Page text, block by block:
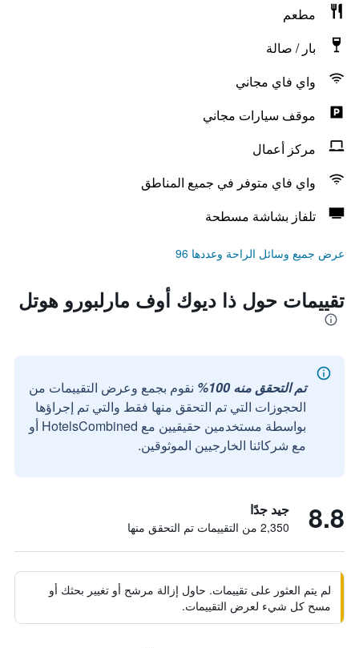
مطعم
بار / صالة
واي فاي مجاني
موقف سيارات مجاني
مركز أعمال
واي فاي متوفر في جميع المناطق
تلفاز بشاشة مسطحة
عرض جميع وسائل الراحة وعددها 96
تقييمات حول ذا ديوك أوف مارلبورو هوتل
تم التحقق منه 100%
نقوم بجمع وعرض التقييمات من
الحجوزات التي تم التحقق منها فقط والتي تم إجراؤها
بواسطة مستخدمين حقيقيين مع HotelsCombined أو
مع شركائنا الخارجيين الموثوقين.
8.8 جيد جدًا
2,350 من التقييمات تم التحقق منها
لم يتم العثور على تقييمات. حاول إزالة مرشح أو تغيير بحثك أو
مسح كل شيء لعرض التقييمات.